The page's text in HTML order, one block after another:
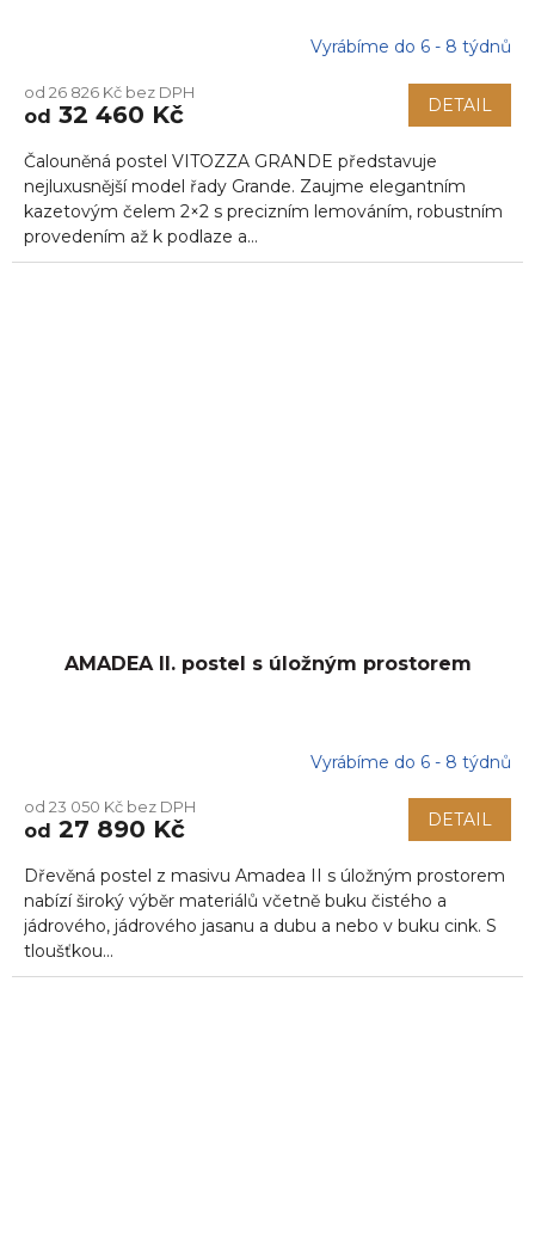
Vyrábíme do 6 - 8 týdnů
od 26 826 Kč bez DPH
od 32 460 Kč DETAIL
Čalouněná postel VITOZZA GRANDE představuje
nejluxusnější model řady Grande. Zaujme elegantním
kazetovým čelem 2×2 s precizním lemováním, robustním
provedením až k podlaze a...
AMADEA II. postel s úložným prostorem
Vyrábíme do 6 - 8 týdnů
od 23 050 Kč bez DPH
od 27 890 Kč DETAIL
Dřevěná postel z masivu Amadea II s úložným prostorem
nabízí široký výběr materiálů včetně buku čistého a
jádrového, jádrového jasanu a dubu a nebo v buku cink. S
tloušťkou...